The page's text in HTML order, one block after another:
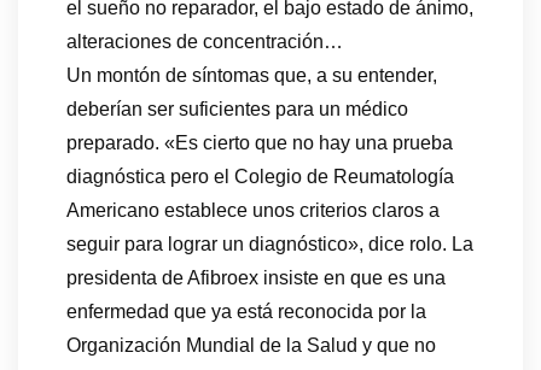
el sueño no reparador, el bajo estado de ánimo,
alteraciones de concentración…
Un montón de síntomas que, a su entender,
deberían ser suficientes para un médico
preparado. «Es cierto que no hay una prueba
diagnóstica pero el Colegio de Reumatología
Americano establece unos criterios claros a
seguir para lograr un diagnóstico», dice rolo. La
presidenta de Afibroex insiste en que es una
enfermedad que ya está reconocida por la
Organización Mundial de la Salud y que no